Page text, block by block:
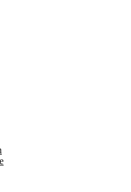
Rhein-Neckar-Raum,
Fotograf